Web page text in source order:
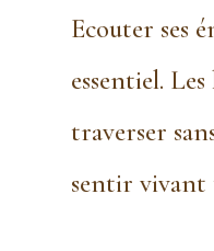
Ecouter ses
essentiel.
traverser
sentir vivant